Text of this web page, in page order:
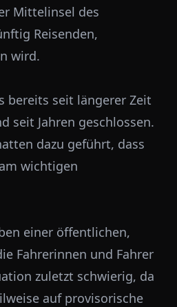
Mittelinsel des
Reisenden,
wird.
bereits seit längerer Zeit
seit Jahren geschlossen.
dazu geführt, dass
wichtigen
einer öffentlichen,
Fahrerinnen und Fahrer
zuletzt schwierig, da
auf provisorische